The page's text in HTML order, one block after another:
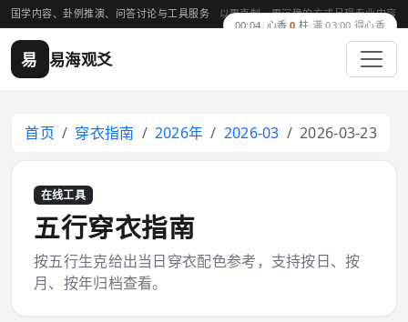
国学内容、卦例推演、问答讨论与工具服务 以更克制、更沉稳的方式呈现专业内容
易 易海观爻
首页 穿衣指南 2026年 2026-03 2026-03-23
在线工具
五行穿衣指南
按五行生克给出当日穿衣配色参考，支持按日、按
月、按年归档查看。
00:04 心香0 柱· 满 03:00 得心香